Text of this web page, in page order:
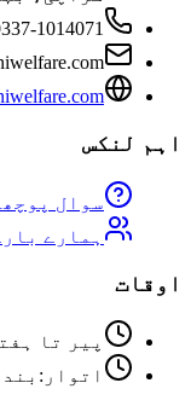
1014071
اہم لنکس
سوال
ہمارے
اوقات
پیر تا
اتوار : بند